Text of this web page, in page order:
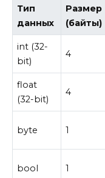
Тип
данных
Размер
(байты)
int (32-
bit)
4
float
(32-bit)
4
byte 1
bool 1